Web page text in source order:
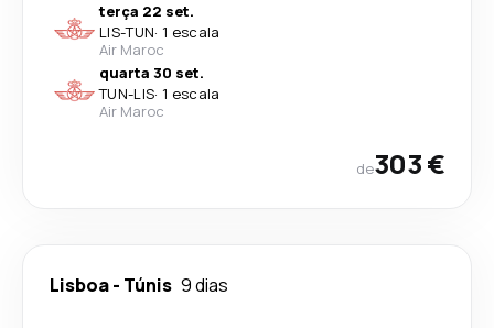
terça 22 set.
LIS-TUN· 1 escala
Air Maroc
quarta 30 set.
TUN-LIS· 1 escala
Air Maroc
de303 €
Lisboa- Túnis 9 dias